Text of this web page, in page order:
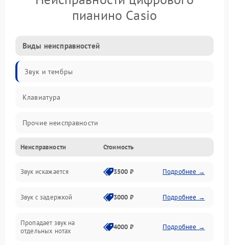
пианино Casio
Виды неисправностей
Звук и тембры
Клавиатура
Прочие неисправности
Включение и работа
Управление и электроника
Подключения и интерфейсы
Педали и стойка
Неисправности Стоимость
Звук искажается 3500 ₽ Подробнее →
Звук с задержкой 3000 ₽ Подробнее →
Пропадает звук на
отдельных нотах
4000 ₽ Подробнее →